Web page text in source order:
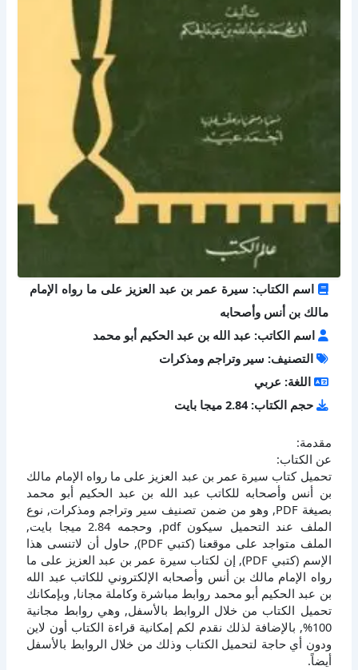
اسم الكتاب: سيرة عمر بن عبد العزيز على ما رواه الإمام
مالك بن أنس وأصحابه
اسم الكاتب: عبد الله بن عبد الحكيم أبو محمد
التصنيف: سير وتراجم ومذكرات
اللغة: عربي
حجم الكتاب: 2.84 ميجا بايت
مقدمة:
عن الكتاب:
تحميل كتاب سيرة عمر بن عبد العزيز على ما رواه الإمام مالك
بن أنس وأصحابه للكاتب عبد الله بن عبد الحكيم أبو محمد
بصيغة PDF, وهو من ضمن تصنيف سير وتراجم ومذكرات, نوع
الملف عند التحميل سيكون pdf, وحجمه 2.84 ميجا بايت,
الملف متواجد على موقعنا (كتبي PDF), حاول أن لاتنسى هذا
الإسم (كتبي PDF), إن لكتاب سيرة عمر بن عبد العزيز على ما
رواه الإمام مالك بن أنس وأصحابه الإلكتروني للكاتب عبد الله
بن عبد الحكيم أبو محمد روابط مباشرة وكاملة مجانا, وبإمكانك
تحميل الكتاب من خلال الروابط بالأسفل, وهي روابط مجانية
100%, بالإضافة لذلك نقدم لكم إمكانية قراءة الكتاب أون لاين
ودون أي حاجة لتحميل الكتاب وذلك من خلال الروابط بالأسفل
أيضاً.